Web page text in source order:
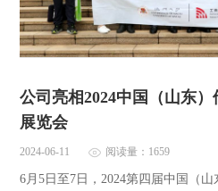
公司亮相2024中国（山东
展览会
2024-06-11 阅读量：1659
6月5日至7日，2024第四届中国（